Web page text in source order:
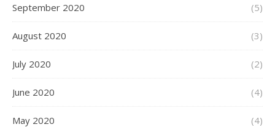
September 2020 (5)
August 2020 (3)
July 2020 (2)
June 2020 (4)
May 2020 (4)